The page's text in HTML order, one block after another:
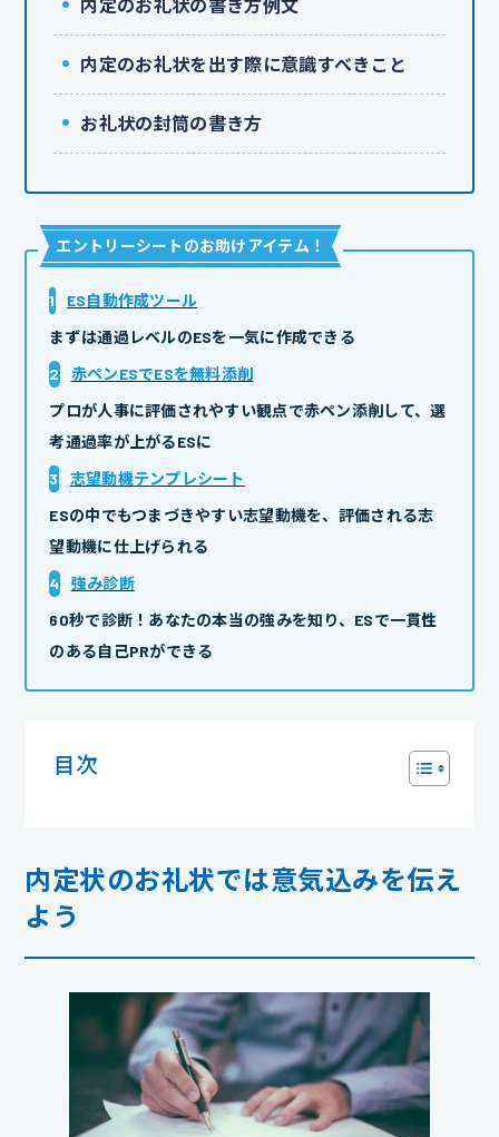
内定のお礼状の書き方例文
内定のお礼状を出す際に意識すべきこと
お礼状の封筒の書き方
エントリーシートのお助けアイテム ！
1
ES自動作成ツール
まずは通過レベルのESを一気に作成できる
2
赤ペンESでESを無料添削
プロが人事に評価されやすい観点で赤ペン添削して、選
考通過率が上がるESに
3
志望動機テンプレシート
ESの中でもつまづきやすい志望動機を、評価される志
望動機に仕上げられる
4
強み診断
60秒で診断！あなたの本当の強みを知り、ESで一貫性
のある自己PRができる
目次
内定状のお礼状では意気込みを伝え
よう